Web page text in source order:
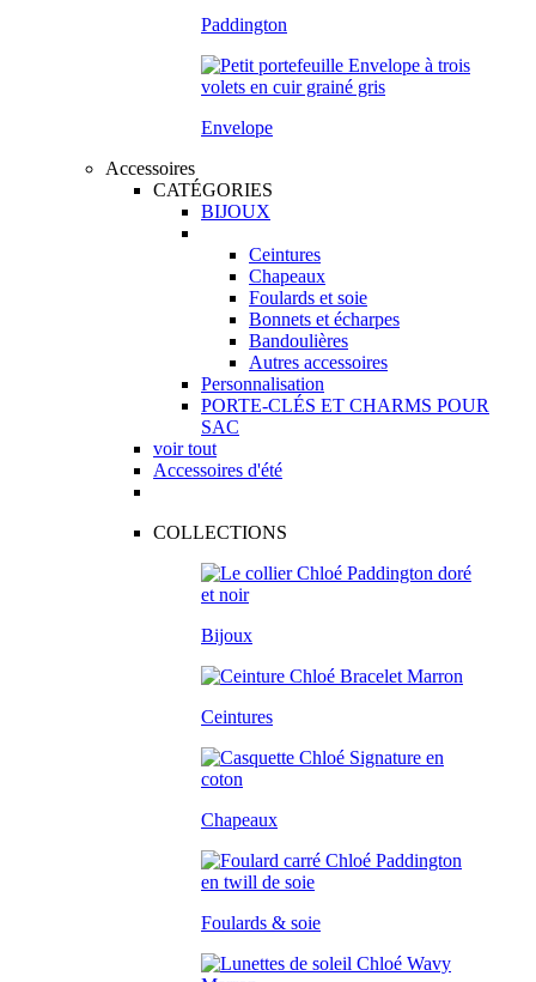
Paddington
Envelope
Accessoires
CATÉGORIES
BIJOUX
Ceintures
Chapeaux
Foulards et soie
Bonnets et écharpes
Bandoulières
Autres accessoires
Personnalisation
PORTE-CLÉS ET CHARMS POUR
SAC
voir tout
Accessoires d'été
COLLECTIONS
Bijoux
Ceintures
Chapeaux
Foulards & soie